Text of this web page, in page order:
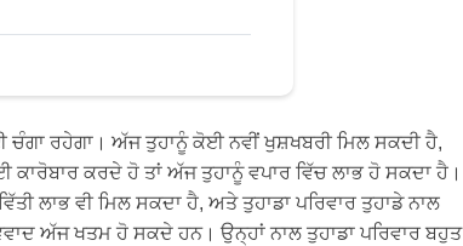
ਚੰਗਾ ਰਹੇਗਾ। ਅੱਜ ਤੁਹਾਨੂੰ ਕੋਈ ਨਵੀਂ ਖੁਸ਼ਖਬਰੀ ਮਿਲ ਸਕਦੀ ਹੈ,
ਕਰਦੇ ਹੋ ਤਾਂ ਅੱਜ ਤੁਹਾਨੂੰ ਵਪਾਰ ਵਿੱਚ ਲਾਭ ਹੋ ਸਕਦਾ ਹੈ।
ਲਾਭ ਵੀ ਮਿਲ ਸਕਦਾ ਹੈ, ਅਤੇ ਤੁਹਾਡਾ ਪਰਿਵਾਰ ਤੁਹਾਡੇ ਨਾਲ
ਅੱਜ ਖਤਮ ਹੋ ਸਕਦੇ ਹਨ। ਉਨ੍ਹਾਂ ਨਾਲ ਤੁਹਾਡਾ ਪਰਿਵਾਰ ਬਹੁਤ